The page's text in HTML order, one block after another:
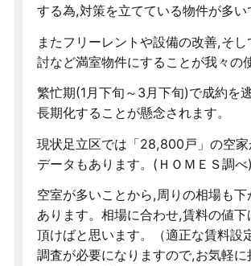
する為,対策を立てている物件が多い
またフリーレントや設備の改善,そし
討など満室物件にすることが我々の
繁忙期(1月下旬～3月下旬)で成約を
長期化することが懸念されます。
現状足立区では「28,800戸」の空
データもあります。(ＨＯＭＥＳ調べ)
空室が多いことから,周りの相場も下
あります。相場に合わせ,賃料の値下
頂けばと思います。（適正な賃料設
調査が必要になりますので,お気軽に